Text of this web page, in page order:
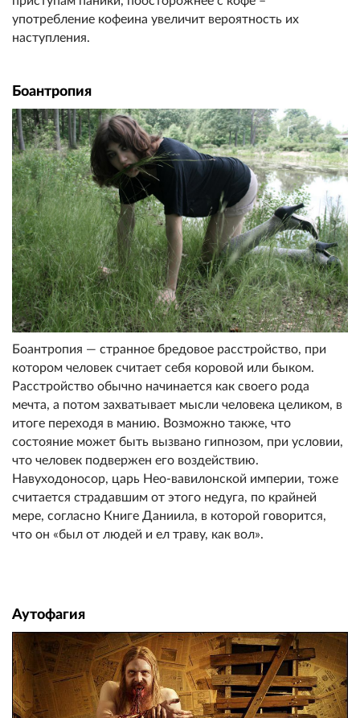
употребление кофеина увеличит вероятность их
наступления.
Боантропия
Боантропия — странное бредовое расстройство, при
котором человек считает себя коровой или быком.
Расстройство обычно начинается как своего рода
мечта, а потом захватывает мысли человека целиком, в
итоге переходя в манию. Возможно также, что
состояние может быть вызвано гипнозом, при условии,
что человек подвержен его воздействию.
Навуходоносор, царь Нео-вавилонской империи, тоже
считается страдавшим от этого недуга, по крайней
мере, согласно Книге Даниила, в которой говорится,
что он «был от людей и ел траву, как вол».
Аутофагия